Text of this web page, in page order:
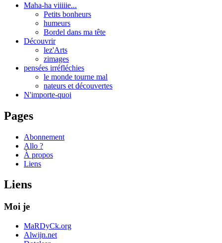
Maha-ha viiiiie...
Petits bonheurs
humeurs
Bordel dans ma tête
Découvrir
lez'Arts
zimages
pensées irréfléchies
le monde tourne mal
nateurs et découvertes
N'importe-quoi
Pages
Abonnement
Allo ?
À propos
Liens
Liens
Moi je
MaRDyCk.org
Alwijn.net